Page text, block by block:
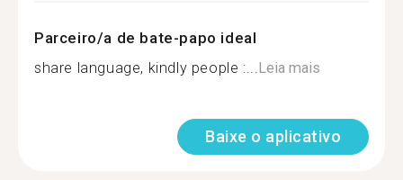
Parceiro/a de bate-papo ideal
share language, kindly people :...Leia mais
Baixe o aplicativo